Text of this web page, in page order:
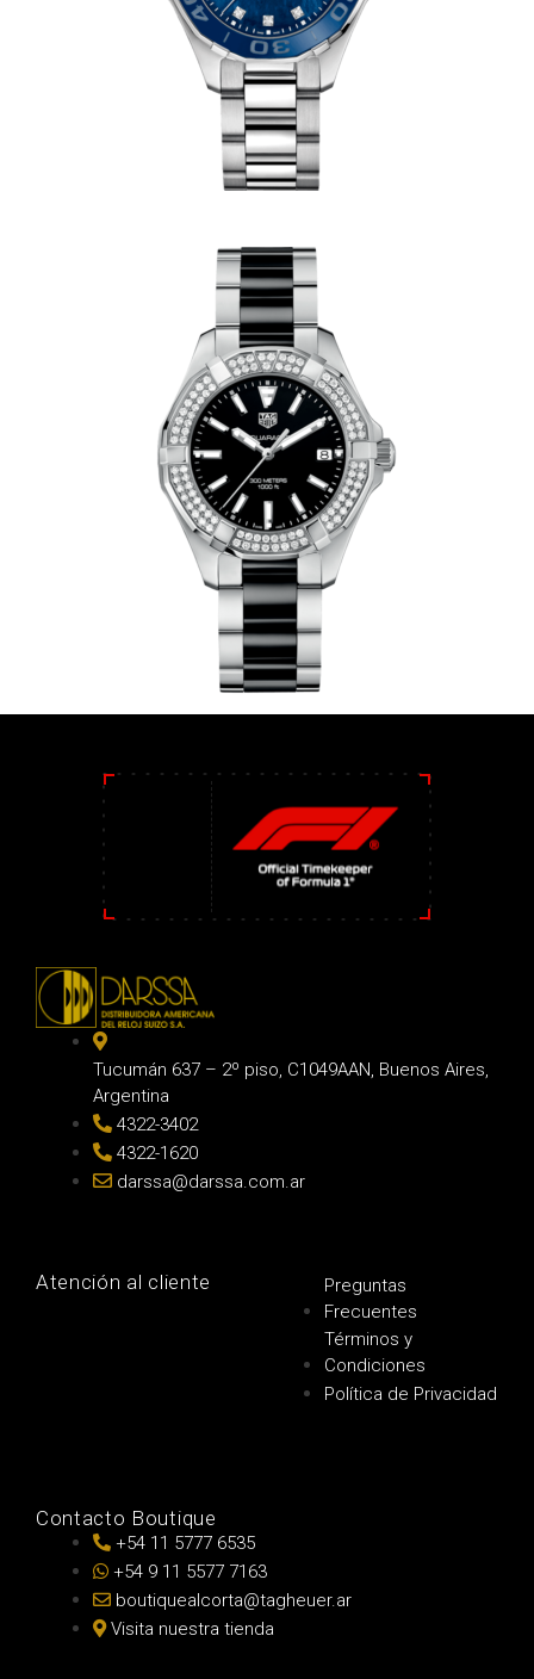
Tucumán 637 – 2º piso, C1049AAN, Buenos Aires,
Argentina
4322-3402
4322-1620
darssa@darssa.com.ar
Atención al cliente
Preguntas
Frecuentes
Términos y
Condiciones
Política de Privacidad
Contacto Boutique
+54 11 5777 6535
+54 9 11 5577 7163
boutiquealcorta@tagheuer.ar
Visita nuestra tienda